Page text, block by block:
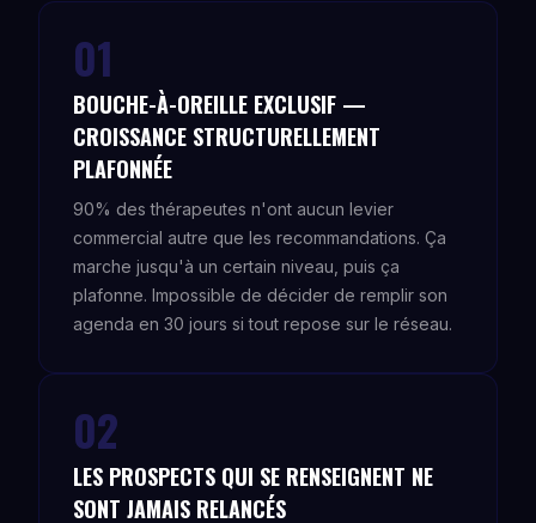
01
BOUCHE-À-OREILLE EXCLUSIF —
CROISSANCE STRUCTURELLEMENT
PLAFONNÉE
90% des thérapeutes n'ont aucun levier
commercial autre que les recommandations. Ça
marche jusqu'à un certain niveau, puis ça
plafonne. Impossible de décider de remplir son
agenda en 30 jours si tout repose sur le réseau.
02
LES PROSPECTS QUI SE RENSEIGNENT NE
SONT JAMAIS RELANCÉS